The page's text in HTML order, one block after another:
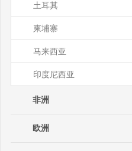
土耳其
柬埔寨
马来西亚
印度尼西亚
非洲
欧洲